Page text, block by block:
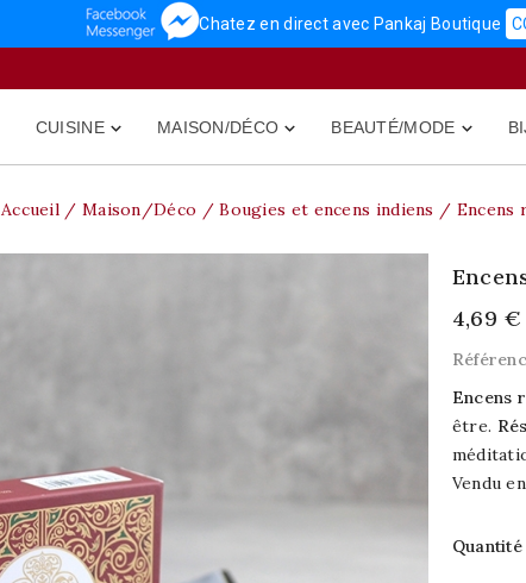
Chatez en direct avec Pankaj Boutique

CUISINE 
MAISON/DÉCO 
BEAUTÉ/MODE
Accueil Maison/Déco Bougies et encens indiens Encens
4,69 €
Encens
être.
Vendu
Quantité